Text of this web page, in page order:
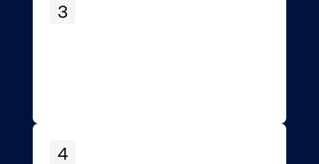
3
4